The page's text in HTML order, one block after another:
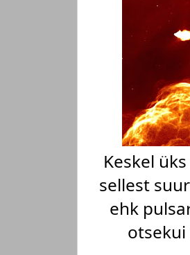
Keskel
sellest
ehk
otsekui